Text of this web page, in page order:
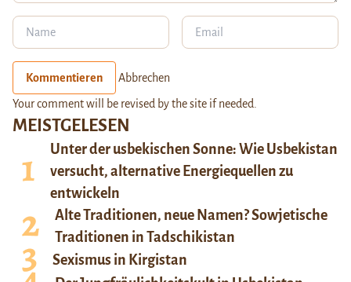
MEISTGELESEN
Unter der usbekischen Sonne: Wie Usbekistan
versucht, alternative Energiequellen zu
entwickeln
Alte Traditionen, neue Namen? Sowjetische
Traditionen in Tadschikistan
Sexismus in Kirgistan
Kommentieren Abbrechen
Your comment will be revised by the site if needed.